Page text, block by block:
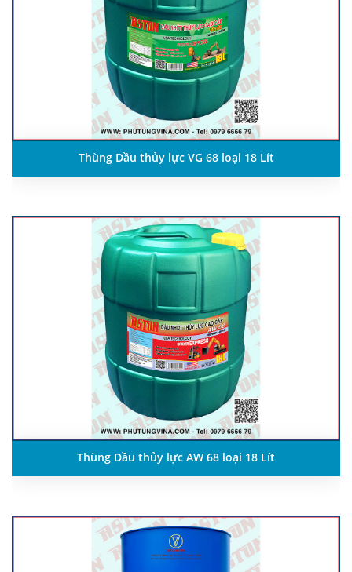
Thùng Dầu thủy lực VG 68 loại 18 Lít
Thùng Dầu thủy lực AW 68 loại 18 Lít